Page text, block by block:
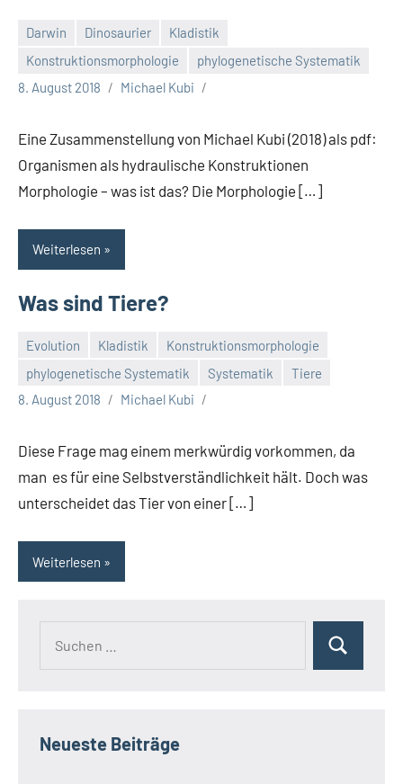
Darwin Dinosaurier
Kladistik
Konstruktionsmorphologie
phylogenetische Systematik
8. August 2018
Michael Kubi
Eine Zusammenstellung von Michael Kubi (2018) als pdf:
Organismen als hydraulische Konstruktionen
Morphologie – was ist das? Die Morphologie […]
Weiterlesen
Was sind Tiere?
Evolution Kladistik
Konstruktionsmorphologie
phylogenetische Systematik
Systematik
Tiere
8. August 2018
Michael Kubi
Diese Frage mag einem merkwürdig vorkommen, da
man es für eine Selbstverständlichkeit hält. Doch was
unterscheidet das Tier von einer […]
Weiterlesen
Suchen
Neueste Beiträge